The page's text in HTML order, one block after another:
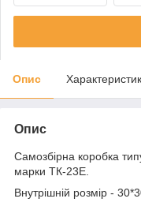
Опис
Опис
Самозбірна коробка
марки ТК-23Е.
Внутрішній розмір -